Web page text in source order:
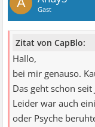
Gast
Zitat von CapBlo:
Hallo,
bei mir genauso.
Das geht schon seit
Leider war auch
oder Psyche